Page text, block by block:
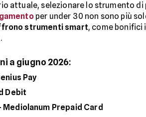
attuale, selezionare lo strumento
per under 30 non sono più
strumenti smart, come bonifici
a giugno 2026:
Pay
Debit
Mediolanum Prepaid Card